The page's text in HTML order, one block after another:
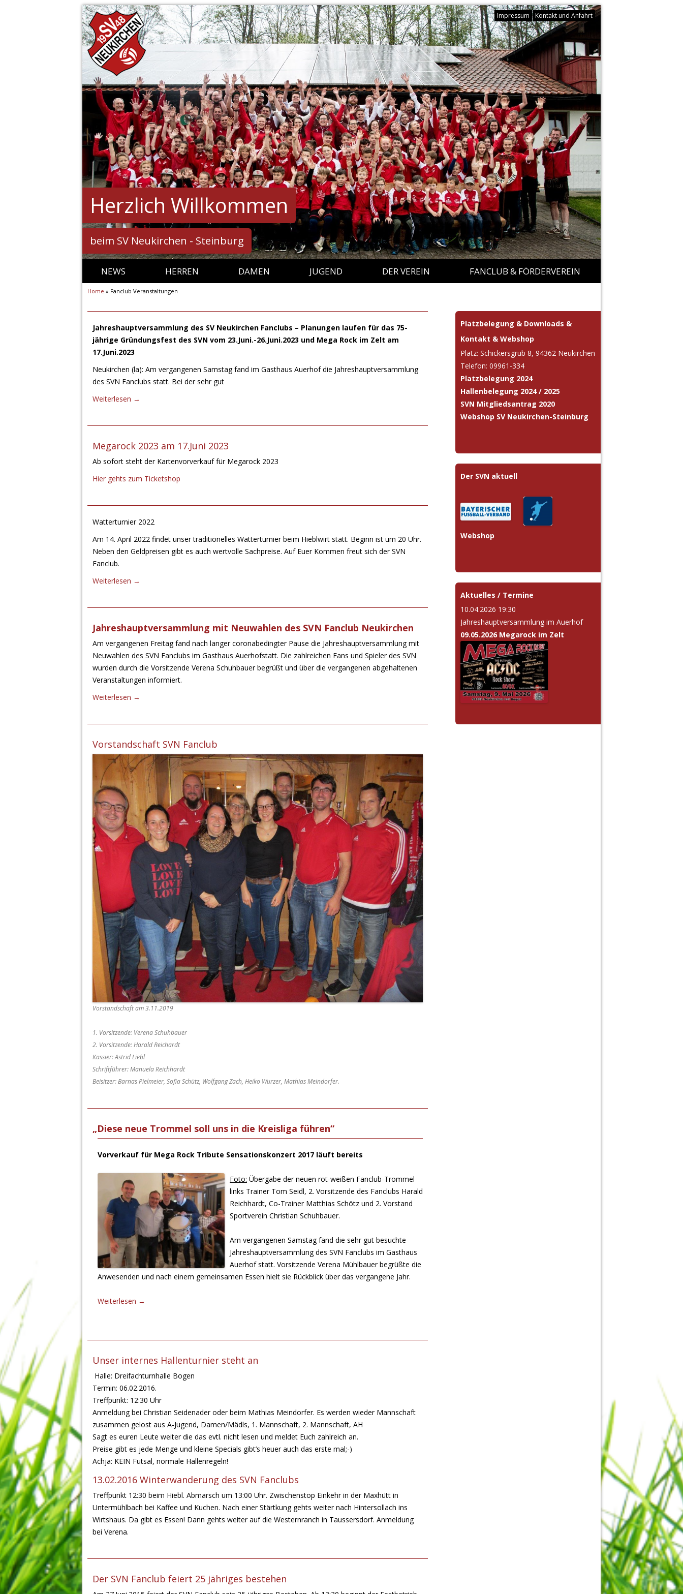
Herzlich Willkommen
beim SV Neukirchen - Steinburg
Kontakt und Anfahrt
Impressum
Springe
zum
Inhalt
NEWS HERREN
1. MANNSCHAFT
2. MANNSCHAFT
AH („ALTE HERREN“)
DAMEN
AKTIV)
C-MÄDELS (NICHT MEHR
JUGEND
A-JUGEND
B-JUGEND
C-JUGEND
DER VEREIN
STECKBRIEF
VORSTAND
GRÜNDUNGSFEST 75 JAHRE
FANCLUB & FÖRDERVEREIN
FANCLUB VERANSTALTUNGEN
TICKETSHOP MEGAROCK
FÖRDERVEREIN „11 FREUNDE“
Home » Fanclub Veranstaltungen
Jahreshauptversammlung des SV Neukirchen Fanclubs – Planungen laufen für das 75-
jährige Gründungsfest des SVN vom 23.Juni.-26.Juni.2023 und Mega Rock im Zelt am
17.Juni.2023
Neukirchen (la): Am vergangenen Samstag fand im Gasthaus Auerhof die Jahreshauptversammlung
des SVN Fanclubs statt. Bei der sehr gut
Weiterlesen →
Megarock 2023 am 17.Juni 2023
Ab sofort steht der Kartenvorverkauf für Megarock 2023
Hier gehts zum Ticketshop
Watterturnier 2022
Am 14. April 2022 findet unser traditionelles Watterturnier beim Hieblwirt statt. Beginn ist um 20 Uhr.
Neben den Geldpreisen gibt es auch wertvolle Sachpreise. Auf Euer Kommen freut sich der SVN
Fanclub.
Weiterlesen →
Jahreshauptversammlung mit Neuwahlen des SVN Fanclub Neukirchen
Am vergangenen Freitag fand nach langer coronabedingter Pause die Jahreshauptversammlung mit
Neuwahlen des SVN Fanclubs im Gasthaus Auerhofstatt. Die zahlreichen Fans und Spieler des SVN
wurden durch die Vorsitzende Verena Schuhbauer begrüßt und über die vergangenen abgehaltenen
Veranstaltungen informiert.
Weiterlesen →
Vorstandschaft SVN Fanclub
Vorstandschaft am 3.11.2019
1. Vorsitzende: Verena Schuhbauer
2. Vorsitzende: Harald Reichardt
Kassier: Astrid Liebl
Schriftführer: Manuela Reichhardt
Beisitzer: Barnas Pielmeier, Sofia Schütz, Wolfgang Zach, Heiko Wurzer, Mathias Meindorfer.
„Diese neue Trommel soll uns in die Kreisliga führen“
Vorverkauf für Mega Rock Tribute Sensationskonzert 2017 läuft bereits
Foto: Übergabe der neuen rot-weißen Fanclub-Trommel
links Trainer Tom Seidl, 2. Vorsitzende des Fanclubs Harald
Reichhardt, Co-Trainer Matthias Schötz und 2. Vorstand
Sportverein Christian Schuhbauer.
Am vergangenen Samstag fand die sehr gut besuchte
Jahreshauptversammlung des SVN Fanclubs im Gasthaus
Auerhof statt. Vorsitzende Verena Mühlbauer begrüßte die
Anwesenden und nach einem gemeinsamen Essen hielt sie Rückblick über das vergangene Jahr.
Weiterlesen →
Unser internes Hallenturnier steht an
Halle: Dreifachturnhalle Bogen
Termin: 06.02.2016.
Treffpunkt: 12:30 Uhr
Anmeldung bei Christian Seidenader oder beim Mathias Meindorfer. Es werden wieder Mannschaft
zusammen gelost aus A-Jugend, Damen/Mädls, 1. Mannschaft, 2. Mannschaft, AH
Sagt es euren Leute weiter die das evtl. nicht lesen und meldet Euch zahlreich an.
Preise gibt es jede Menge und kleine Specials gibt’s heuer auch das erste mal;-)
Achja: KEIN Futsal, normale Hallenregeln!
13.02.2016 Winterwanderung des SVN Fanclubs
Treffpunkt 12:30 beim Hiebl. Abmarsch um 13:00 Uhr. Zwischenstop Einkehr in der Maxhütt in
Untermühlbach bei Kaffee und Kuchen. Nach einer Stärtkung gehts weiter nach Hintersollach ins
Wirtshaus. Da gibt es Essen! Dann gehts weiter auf die Westernranch in Taussersdorf. Anmeldung
bei Verena.
Der SVN Fanclub feiert 25 jähriges bestehen
Platzbelegung & Downloads &
Kontakt & Webshop
Platz: Schickersgrub 8, 94362 Neukirchen
Telefon: 09961-334
Platzbelegung 2024
Hallenbelegung 2024 / 2025
SVN Mitgliedsantrag 2020
Webshop SV Neukirchen-Steinburg
Der SVN aktuell
Webshop
Aktuelles / Termine
10.04.2026 19:30
Jahreshauptversammlung im Auerhof
09.05.2026 Megarock im Zelt